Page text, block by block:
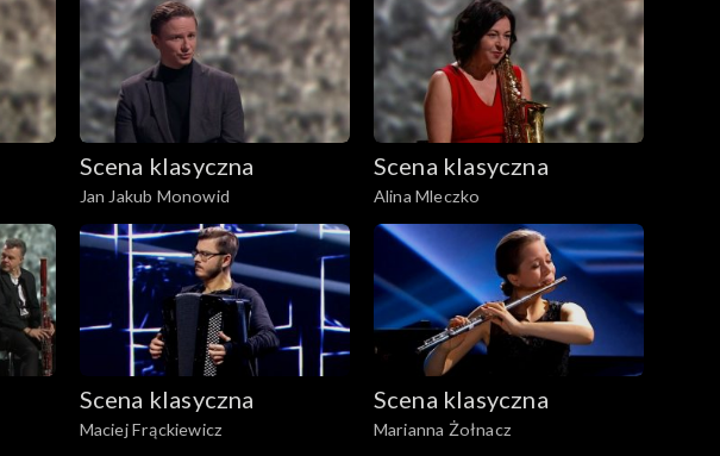
Scena klasyczna
Jan Jakub Monowid
Scena klasyczna
Alina Mleczko
Scena klasyczna
Maciej Frąckiewicz
Scena klasyczna
Marianna Żołnacz